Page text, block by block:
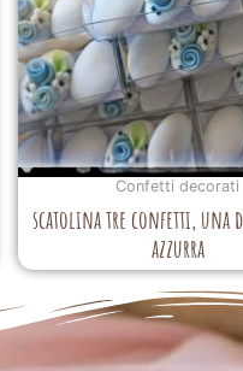
Confetti decorati
scatolina tre confetti, una
azzurra